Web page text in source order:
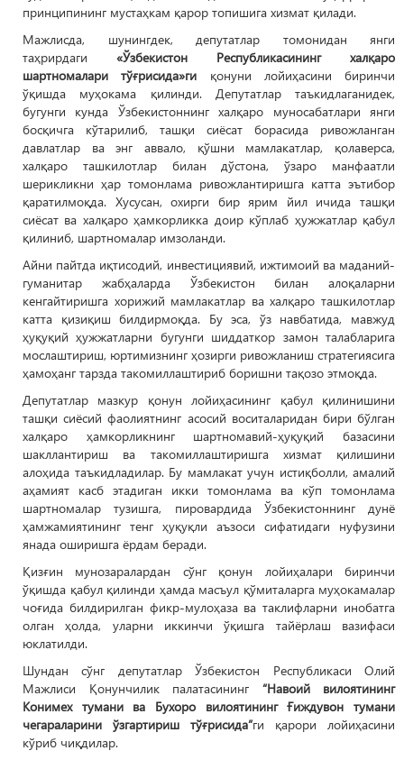
принципининг мустаҳкам қарор топишига хизмат қилади.
Мажлисда, шунингдек, депутатлар томонидан янги
таҳрирдаги «Ўзбекистон Республикасининг халқаро
шартномалари тўғрисида»ги қонуни лойиҳасини биринчи
ўқишда муҳокама қилинди. Депутатлар таъкидлаганидек,
бугунги кунда Ўзбекистоннинг халқаро муносабатлари янги
босқичга кўтарилиб, ташқи сиёсат борасида ривожланган
давлатлар ва энг аввало, қўшни мамлакатлар, қолаверса,
халқаро ташкилотлар билан дўстона, ўзаро манфаатли
шерикликни ҳар томонлама ривожлантиришга катта эътибор
қаратилмоқда. Хусусан, охирги бир ярим йил ичида ташқи
сиёсат ва халқаро ҳамкорликка доир кўплаб ҳужжатлар қабул
қилиниб, шартномалар имзоланди.
Айни пайтда иқтисодий, инвестициявий, ижтимоий ва маданий-
гуманитар жабҳаларда Ўзбекистон билан алоқаларни
кенгайтиришга хорижий мамлакатлар ва халқаро ташкилотлар
катта қизиқиш билдирмоқда. Бу эса, ўз навбатида, мавжуд
ҳуқуқий ҳужжатларни бугунги шиддаткор замон талабларига
мослаштириш, юртимизнинг ҳозирги ривожланиш стратегиясига
ҳамоҳанг тарзда такомиллаштириб боришни тақозо этмоқда.
Депутатлар мазкур қонун лойиҳасининг қабул қилинишини
ташқи сиёсий фаолиятнинг асосий воситаларидан бири бўлган
халқаро ҳамкорликнинг шартномавий-ҳуқуқий базасини
шакллантириш ва такомиллаштиришга хизмат қилишини
алоҳида таъкидладилар. Бу мамлакат учун истиқболли, амалий
аҳамият касб этадиган икки томонлама ва кўп томонлама
шартномалар тузишга, пировардида Ўзбекистоннинг дунё
ҳамжамиятининг тенг ҳуқуқли аъзоси сифатидаги нуфузини
янада оширишга ёрдам беради.
Қизғин мунозаралардан сўнг қонун лойиҳалари биринчи
ўқишда қабул қилинди ҳамда масъул қўмиталарга муҳокамалар
чоғида билдирилган фикр-мулоҳаза ва таклифларни инобатга
олган ҳолда, уларни иккинчи ўқишга тайёрлаш вазифаси
юклатилди.
Шундан сўнг депутатлар Ўзбекистон Республикаси Олий
Мажлиси Қонунчилик палатасининг “Навоий вилоятининг
Конимех тумани ва Бухоро вилоятининг Ғиждувон тумани
чегараларини ўзгартириш тўғрисида”ги
қарори лойиҳасини
кўриб чиқдилар.